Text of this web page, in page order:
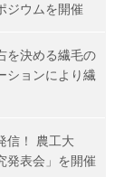
ジウムを開催
を決める繊毛の
ションにより繊
信！ 農工大
発表会」を開催